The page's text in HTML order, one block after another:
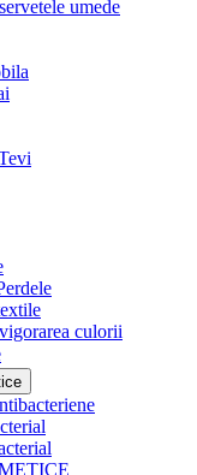
umede
culorii